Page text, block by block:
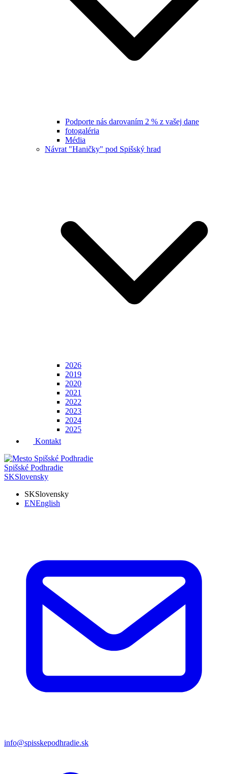
Podporte nás darovaním 2 % z vašej dane
fotogaléria
Média
Návrat "Haničky" pod Spišský hrad
2026
2019
2020
2021
2022
2023
2024
2025
Kontakt
Spišské Podhradie
SKSlovensky
SKSlovensky
ENEnglish
info@spisskepodhradie.sk